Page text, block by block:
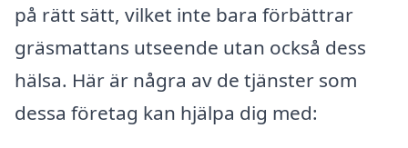
på rätt sätt, vilket inte bara förbättrar
gräsmattans utseende utan också dess
hälsa. Här är några av de tjänster som
dessa företag kan hjälpa dig med: